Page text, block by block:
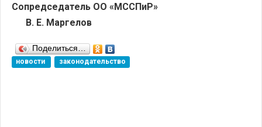
Сопредседатель ОО «МССПиР»
В. Е. Маргелов
Поделиться…
новости законодательство